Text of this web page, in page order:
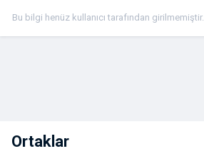
Bu bilgi henüz kullanıcı tarafından girilmemiştir.
Ortaklar